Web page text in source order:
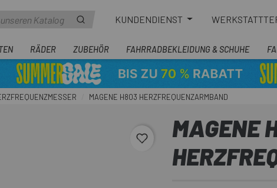
KUNDENDIENST
RÄDER ZUBEHÖR FAHRRADBEKLEIDUNG & SCHUHE
MAGENE H803 HERZFREQUENZARMBAND
favorite_border
MAGENE